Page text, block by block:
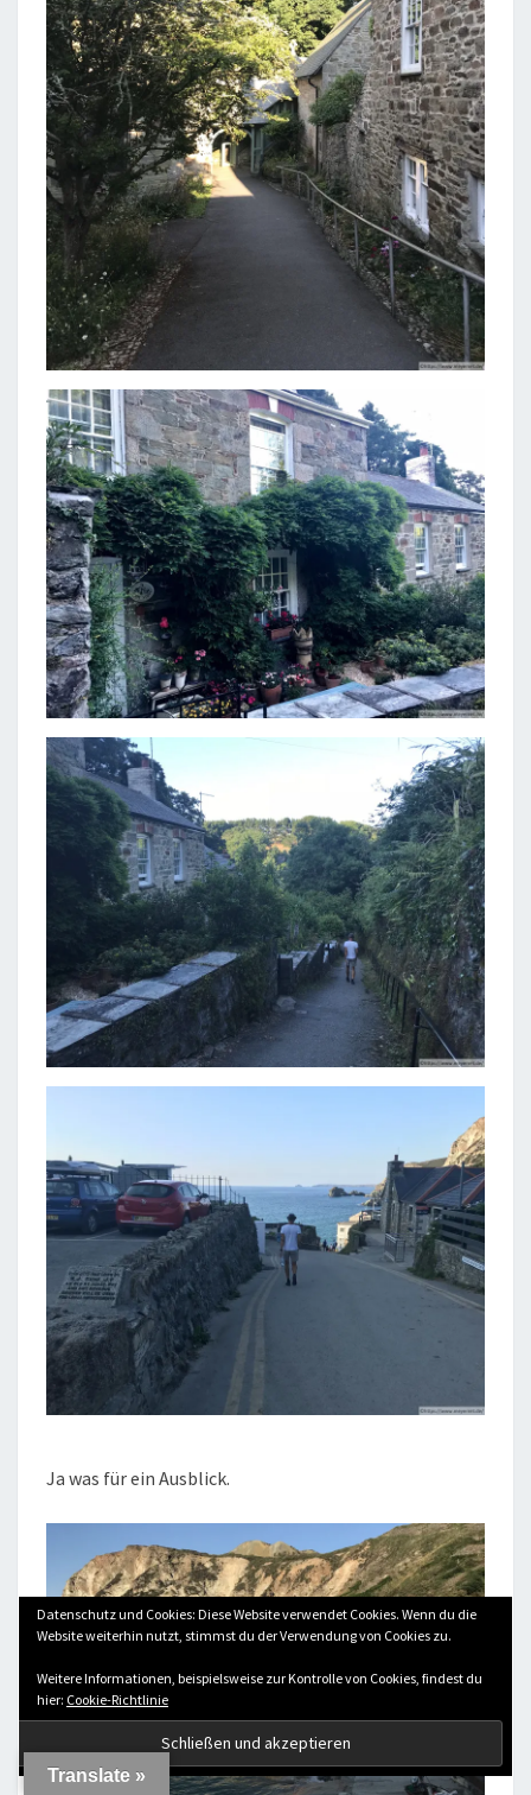
Ja was für ein Ausblick.
Translate »
Datenschutz und Cookies: Diese Website verwendet Cookies. Wenn du die
Website weiterhin nutzt, stimmst du der Verwendung von Cookies zu.
Weitere Informationen, beispielsweise zur Kontrolle von Cookies, findest du
hier: Cookie-Richtlinie